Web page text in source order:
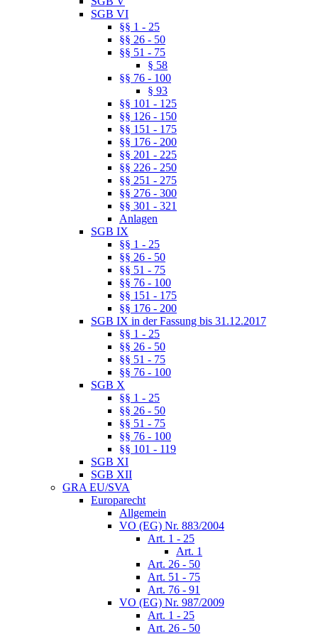
SGB VI
§§ 1 - 25
§§ 26 - 50
§§ 51 - 75
§ 58
§§ 76 - 100
§ 93
§§ 101 - 125
§§ 126 - 150
§§ 151 - 175
§§ 176 - 200
§§ 201 - 225
§§ 226 - 250
§§ 251 - 275
§§ 276 - 300
§§ 301 - 321
Anlagen
SGB IX
§§ 1 - 25
§§ 26 - 50
§§ 51 - 75
§§ 76 - 100
§§ 151 - 175
§§ 176 - 200
SGB IX in der Fassung bis 31.12.2017
§§ 1 - 25
§§ 26 - 50
§§ 51 - 75
§§ 76 - 100
SGB X
§§ 1 - 25
§§ 26 - 50
§§ 51 - 75
§§ 76 - 100
§§ 101 - 119
SGB XI
SGB XII
GRA EU/SVA
Europarecht
Allgemein
VO (EG) Nr. 883/2004
Art. 1 - 25
Art. 1
Art. 26 - 50
Art. 51 - 75
Art. 76 - 91
VO (EG) Nr. 987/2009
Art. 1 - 25
Art. 26 - 50